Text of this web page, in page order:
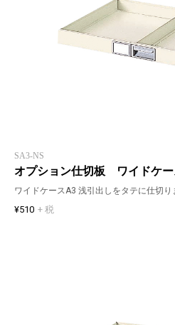
SA3-NS
オプション仕切板 ワイドケ
ワイドケースA3 浅引出しをタテに仕切り
¥510 + 税